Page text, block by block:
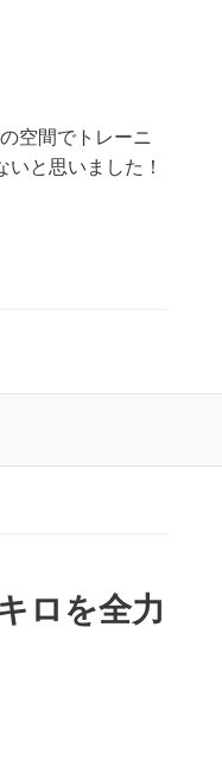
空間でトレーニ
と思いました！
ロを全力